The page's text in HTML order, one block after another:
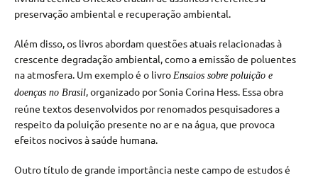
preservação ambiental e recuperação ambiental.
Além disso, os livros abordam questões atuais relacionadas à
crescente degradação ambiental, como a emissão de poluentes
na atmosfera. Um exemplo é o livro Ensaios sobre poluição e
doenças no Brasil, organizado por Sonia Corina Hess. Essa obra
reúne textos desenvolvidos por renomados pesquisadores a
respeito da poluição presente no ar e na água, que provoca
efeitos nocivos à saúde humana.
Outro título de grande importância neste campo de estudos é